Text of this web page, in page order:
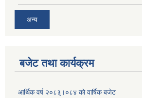
अन्य
बजेट तथा कार्यक्रम
आर्थिक वर्ष २०८३्।०८४ को वार्षिक बजेट